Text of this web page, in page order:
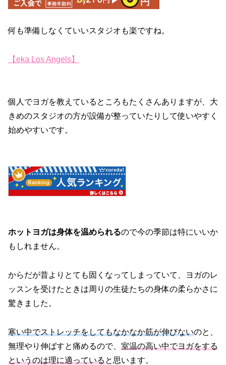
何も準備しなくていいスタジオも楽ですね。
【eka Los Angels】
個人でヨガを教えているところもたくさんありますが、大
きめのスタジオの方が設備が整っていたりして使いやすく
始めやすいです。
ホットヨガは身体を温められるので今の季節は特にいいか
もしれません。
からだが昔よりとても固くなってしまっていて、ヨガのレ
ッスンを受けたときは周りの生徒たちの身体の柔らかさに
驚きました。
寒い中でストレッチをしてもなかなか筋が伸びないのと、
無理やり伸ばすと痛めるので、 室温の高い中でヨガをする
というのは理に適っていると思います。